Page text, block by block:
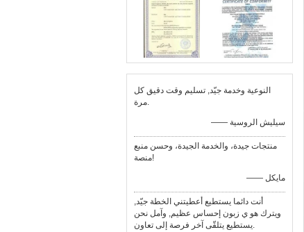
النوعية وخدمة جيّد, تسليم وقت دقيق كل
مرة.
—— سيليش الروسية
منتجات جيدة، والخدمة الجيدة، وحسن منبع
منصة!
—— مايكل
أنت دائما يستطيع أعطيتني الخطة جيّد,
ويترك هو ي زبون إحساس عظيم, وآمل نحن
يستطيع يتلقّى آخر فرصة إلى تعاون.